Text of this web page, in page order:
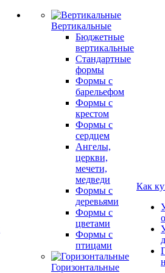
Вертикальные
Бюджетные
вертикальные
Стандартные
формы
Формы с
барельефом
Формы с
крестом
Формы с
сердцем
Ангелы,
церкви,
мечети,
медведи
Формы с
деревьями
Формы с
цветами
Формы с
птицами
Горизонтальные
Как